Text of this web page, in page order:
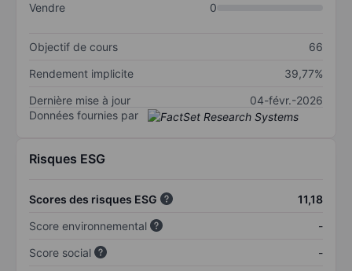
Vendre
0
Objectif de cours
66
Rendement implicite
39,77%
Dernière mise à jour
04-févr.-2026
Données fournies par
Risques ESG
Scores des risques ESG
11,18
Score environnemental
-
Score social
-